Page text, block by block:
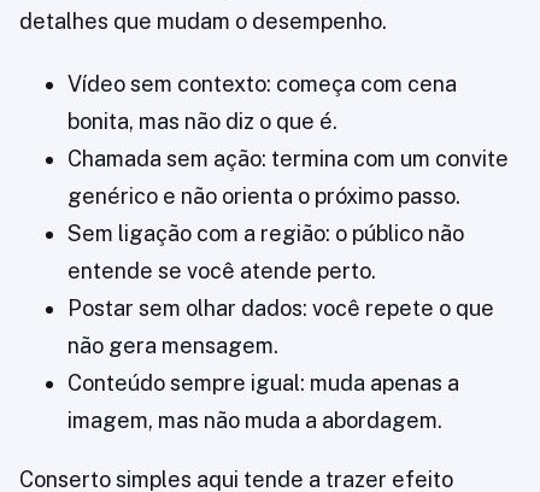
detalhes que mudam o desempenho.
Vídeo sem contexto: começa com cena
bonita, mas não diz o que é.
Chamada sem ação: termina com um convite
genérico e não orienta o próximo passo.
Sem ligação com a região: o público não
entende se você atende perto.
Postar sem olhar dados: você repete o que
não gera mensagem.
Conteúdo sempre igual: muda apenas a
imagem, mas não muda a abordagem.
Conserto simples aqui tende a trazer efeito